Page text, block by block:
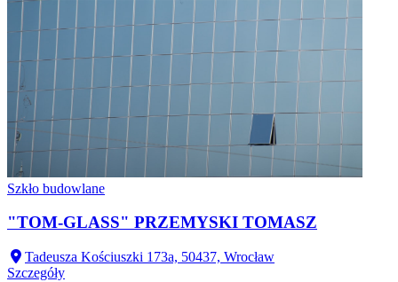
Szkło budowlane
"TOM-GLASS" PRZEMYSKI TOMASZ
Tadeusza Kościuszki 173a, 50437, Wrocław
Szczegóły